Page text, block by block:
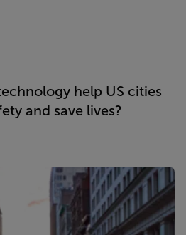
help US cities
and save lives?